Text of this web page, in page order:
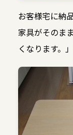
お客様宅に納
家具がそのま
くなります。